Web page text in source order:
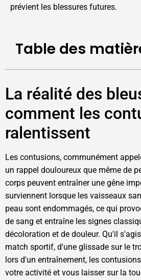
prévient les blessures futures.
Table des
La réalité des
comment les
ralentissent
Les contusions, communément
un rappel douloureux que même de
corps peuvent entraîner une gêne
surviennent lorsque les vaisseaux
peau sont endommagés, ce qui
de sang et entraîne les signes
décoloration et de douleur. Qu'il
match sportif, d'une glissade sur le
lors d'un entraînement, les
votre activité et vous laisser sur la